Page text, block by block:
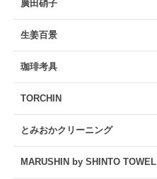
廣田硝子
生姜百景
珈琲考具
TORCHIN
とみおかクリーニング
MARUSHIN by SHINTO TOWEL